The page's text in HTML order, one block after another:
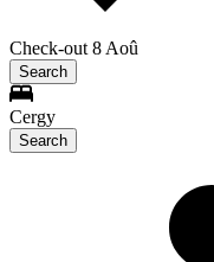
Check-out 8 Aoû
Search
Cergy
Search